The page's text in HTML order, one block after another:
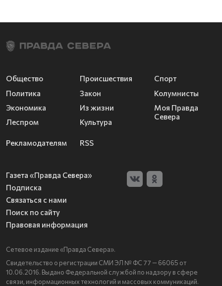
Общество
Политика
Экономика
Леспром
Происшествия
Закон
Из жизни
Культура
Спорт
Колумнисты
Моя Правда
Севера
Рекламодателям RSS
Газета «Правда Севера»
Подписка
Связаться с нами
Поиск по сайту
Правовая информация
Сетевое издание «Правда Севера».
Свидетельство о регистрации СМИ ЭЛ № ФС 77 — 66065 от
10.06.2016. Выдано Федеральной службой по надзору в сфере
связи, информационных технологий и массовых коммуникаций.